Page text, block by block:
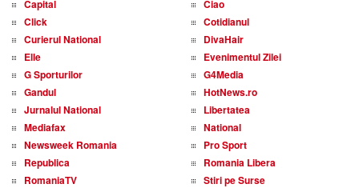
Capital
Ciao
Click
Cotidianul
Curierul National
DivaHair
Elle
Evenimentul Zilei
G Sporturilor
G4Media
Gandul
HotNews.ro
Jurnalul National
Libertatea
Mediafax
National
Newsweek Romania
Pro Sport
Republica
Romania Libera
RomaniaTV
Stiri pe Surse